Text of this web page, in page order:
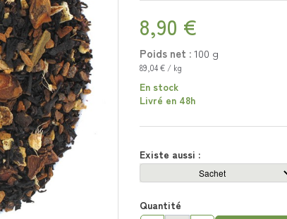
8,90 €
Poids net :100 g
89,04 € / kg
En stock
Livré en 48h
Existe aussi :
Quantité